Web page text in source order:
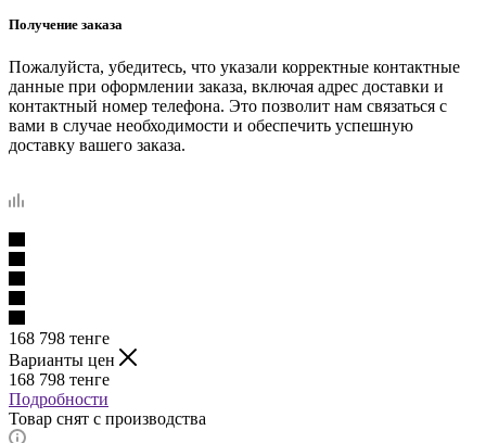
Получение заказа
Пожалуйста, убедитесь, что указали корректные контактные
данные при оформлении заказа, включая адрес доставки и
контактный номер телефона. Это позволит нам связаться с
вами в случае необходимости и обеспечить успешную
доставку вашего заказа.
168 798 тенге
Варианты цен
168 798 тенге
Подробности
Товар снят с производства